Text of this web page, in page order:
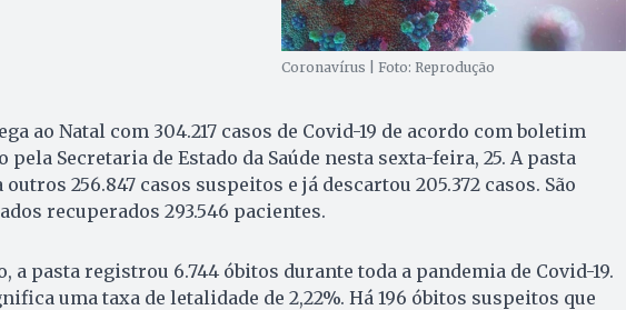
Coronavírus | Foto: Reprodução
ao Natal com 304.217 casos de Covid-19 de acordo com boletim
pela Secretaria de Estado da Saúde nesta sexta-feira, 25. A pasta
256.847 casos suspeitos e já descartou 205.372 casos. São
recuperados 293.546 pacientes.
a pasta registrou 6.744 óbitos durante toda a pandemia de Covid-19.
uma taxa de letalidade de 2,22%. Há 196 óbitos suspeitos que